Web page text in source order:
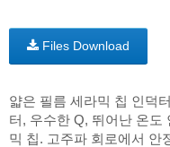
Files Download
얇은 필름 세라믹 칩 인덕
터, 우수한 Q, 뛰어난 온도
믹 칩. 고주파 회로에서 안